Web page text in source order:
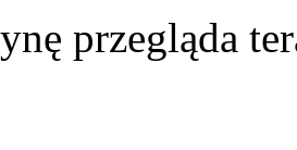
przegląda